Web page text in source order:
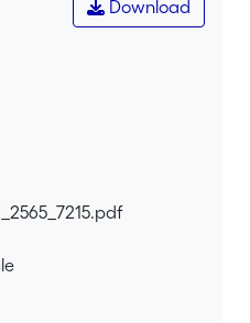
Download